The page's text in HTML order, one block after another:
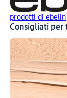
prodotti di ebelin
Consigliati per